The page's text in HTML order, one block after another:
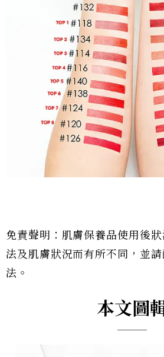
免責聲明：肌膚保養品使用後
法及肌膚狀況而有所不同，並
法。
本文圖